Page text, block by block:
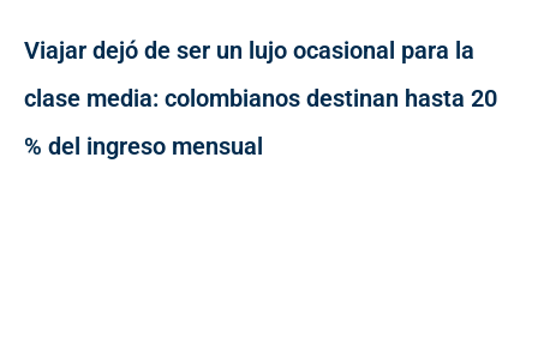
Viajar dejó de ser un lujo ocasional para la
clase media: colombianos destinan hasta 20
% del ingreso mensual